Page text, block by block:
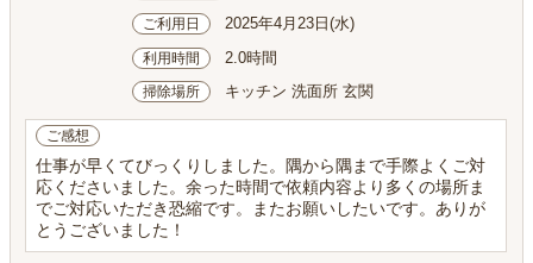
ご利用日 2025年4月23日(水)
利用時間 2.0時間
掃除場所 キッチン 洗面所 玄関
ご感想
仕事が早くてびっくりしました。隅から隅まで手際よくご対
応くださいました。余った時間で依頼内容より多くの場所ま
でご対応いただき恐縮です。またお願いしたいです。ありが
とうございました！